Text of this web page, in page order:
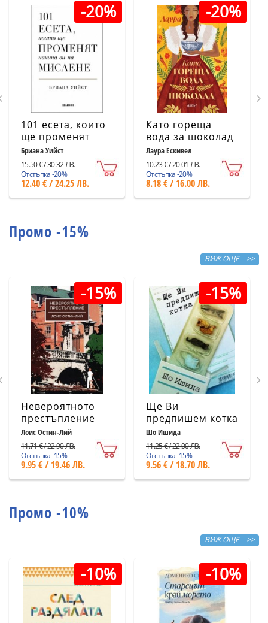
-20%
101 есета, които
ще променят
начина ви на
мислене
Бриана Уийст
15.50 € / 30.32 ЛВ.
Отстъпка -20%
12.40 € / 24.25 ЛВ.
-20%
Като гореща
вода за шоколад
(ново издание)
Лаура Ескивел
10.23 € / 20.01 ЛВ.
Отстъпка -20%
8.18 € / 16.00 ЛВ.
Промо -15%
ВИЖ ОЩЕ >>
-15%
Невероятното
престъпление
Лоис Остин-Лий
11.71 € / 22.90 ЛВ.
Отстъпка -15%
9.95 € / 19.46 ЛВ.
-15%
Ще Ви
предпишем котка
Шо Ишида
11.25 € / 22.00 ЛВ.
Отстъпка -15%
9.56 € / 18.70 ЛВ.
Промо -10%
ВИЖ ОЩЕ >>
-10% -10%